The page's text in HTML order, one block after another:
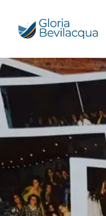
content
Gloria